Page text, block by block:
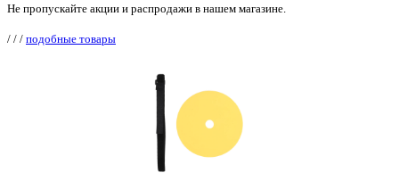
Не пропускайте акции и распродажи в нашем магазине.
/ / / подобные товары